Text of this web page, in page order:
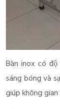
Bàn inox có
sáng bóng và
giúp không